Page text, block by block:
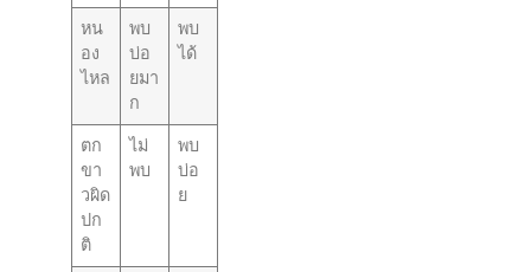
หน
อง
ไหล
พบ
บ่อ
ยมา
ก
พบ
ได้
ตก
ขา
วผิด
ปก
ติ
ไม่
พบ
พบ
บ่อ
ย